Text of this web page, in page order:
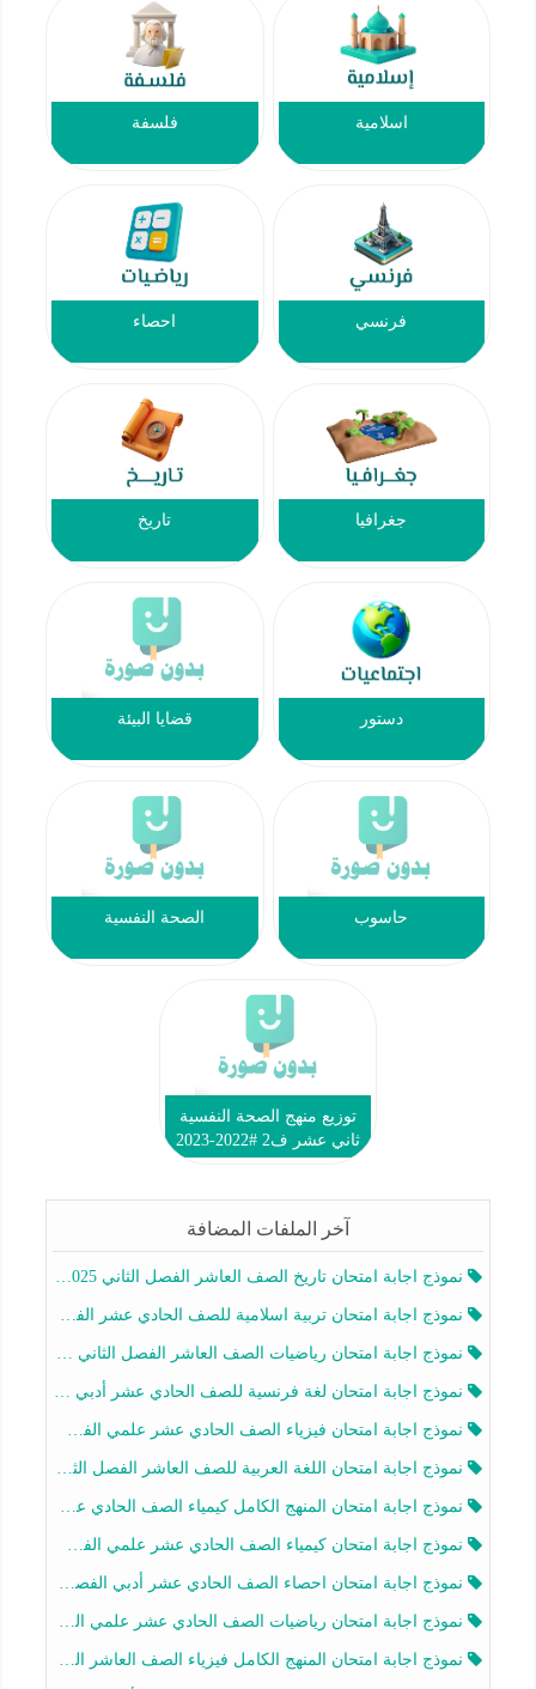
اسلامية فلسفة
فرنسي احصاء
جغرافيا تاريخ
دستور قضايا البيئة
حاسوب الصحة النفسية
توزيع منهج الصحة النفسية
ثاني عشر ف2 #2022-2023
آخر الملفات المضافة
نموذج اجابة امتحان تاريخ الصف العاشر الفصل الثاني 2025-2026
نموذج اجابة امتحان تربية اسلامية للصف الحادي عشر الفصل الثاني 2025-2026
نموذج اجابة امتحان رياضيات الصف العاشر الفصل الثاني 2025-2026
نموذج اجابة امتحان لغة فرنسية للصف الحادي عشر أدبي الفصل الثاني 2025-2026
نموذج اجابة امتحان فيزياء الصف الحادي عشر علمي الفصل الثاني 2025-2026
نموذج اجابة امتحان اللغة العربية للصف العاشر الفصل الثاني 2025-2026
نموذج اجابة امتحان المنهج الكامل كيمياء الصف الحادي عشر علمي الفصل الثاني 2025-2026
نموذج اجابة امتحان كيمياء الصف الحادي عشر علمي الفصل الثاني 2025-2026
نموذج اجابة امتحان احصاء الصف الحادي عشر أدبي الفصل الثاني 2025-2026
نموذج اجابة امتحان رياضيات الصف الحادي عشر علمي الفصل الثاني 2025-2026
نموذج اجابة امتحان المنهج الكامل فيزياء الصف العاشر الفصل الثاني 2025-2026